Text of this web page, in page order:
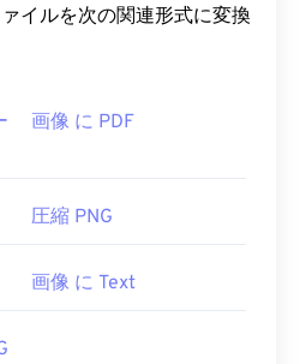
イルを次の関連形式に変換
画像 に PDF
圧縮 PNG
画像 に Text